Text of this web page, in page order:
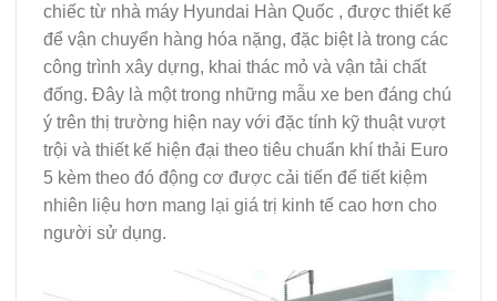
chiếc từ nhà máy Hyundai Hàn Quốc , được thiết kế
để vận chuyển hàng hóa nặng, đặc biệt là trong các
công trình xây dựng, khai thác mỏ và vận tải chất
đống. Đây là một trong những mẫu xe ben đáng chú
ý trên thị trường hiện nay với đặc tính kỹ thuật vượt
trội và thiết kế hiện đại theo tiêu chuẩn khí thải Euro
5 kèm theo đó động cơ được cải tiến để tiết kiệm
nhiên liệu hơn mang lại giá trị kinh tế cao hơn cho
người sử dụng.